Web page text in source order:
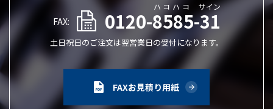
FAX: 0120-8585-31
ハコハコ サイン
土日祝日のご注文は翌営業日の受付になります。
FAXお見積り用紙